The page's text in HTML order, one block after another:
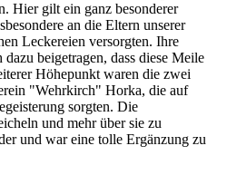
Hier gilt ein ganz besonderer
an die Eltern unserer
Leckereien versorgten. Ihre
beigetragen, dass diese Meile
Höhepunkt waren die zwei
"Wehrkirch" Horka, die auf
sorgten. Die
und mehr über sie zu
und war eine tolle Ergänzung zu